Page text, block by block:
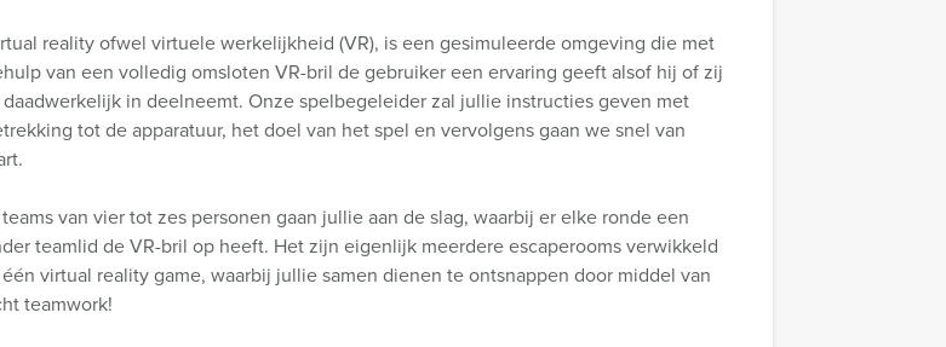
reality ofwel virtuele werkelijkheid (VR), is een gesimuleerde omgeving die met
van een volledig omsloten VR-bril de gebruiker een ervaring geeft alsof hij of zij
in deelneemt. Onze spelbegeleider zal jullie instructies geven met
tot de apparatuur, het doel van het spel en vervolgens gaan we snel van
van vier tot zes personen gaan jullie aan de slag, waarbij er elke ronde een
teamlid de VR-bril op heeft. Het zijn eigenlijk meerdere escaperooms verwikkeld
virtual reality game, waarbij jullie samen dienen te ontsnappen door middel van
teamwork!